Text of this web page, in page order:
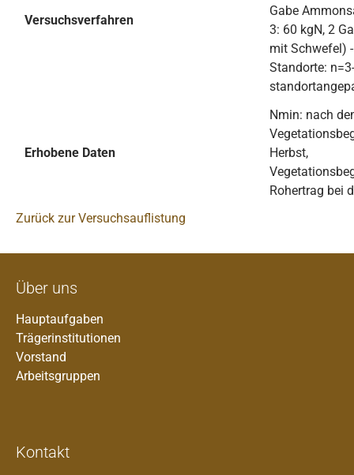
Versuchsverfahren
Gabe
3: 60 kgN, 2
mit Schwefel)
Standorte:
Erhobene Daten
Nmin: nach
Herbst,
Rohertrag bei
Zurück zur Versuchsauflistung
Über uns
Hauptaufgaben
Trägerinstitutionen
Vorstand
Arbeitsgruppen
Kontakt